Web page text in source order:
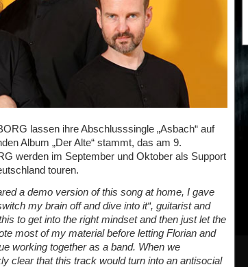
lassen ihre Abschlusssingle „Asbach“ auf
Album „Der Alte“ stammt, das am 9.
werden im September und Oktober als Support
touren.
a demo version of this song at home, I gave
my brain off and dive into it“, guitarist and
to get into the right mindset and then just let the
most of my material before letting Florian and
working together as a band. When we
clear that this track would turn into an antisocial